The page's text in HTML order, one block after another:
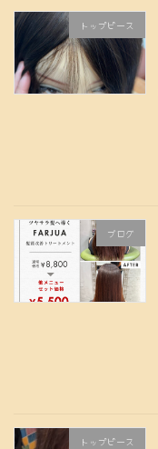
トップピース
ブログ
トップピース